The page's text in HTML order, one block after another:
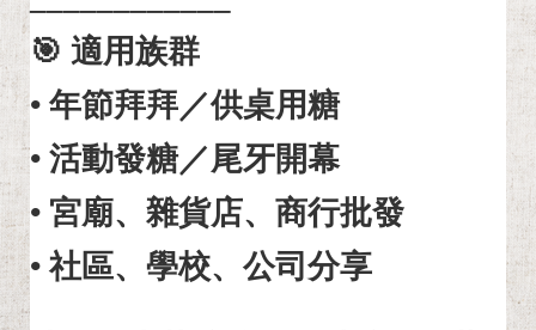
🎯 適用族群
• 年節拜拜／供桌用糖
• 活動發糖／尾牙開幕
• 宮廟、雜貨店、商行批發
• 社區、學校、公司分享